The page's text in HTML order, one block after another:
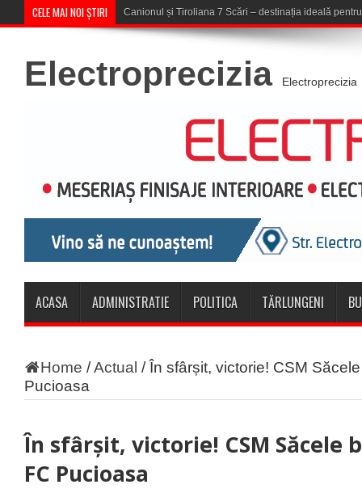
CELE MAI NOI ȘTIRI Concert în aer liber la Komeea Ca
Electroprecizia Electroprecizia
ACASA ADMINISTRATIE POLITICA TĂRLUNGENI
Home /Actual /În sfârșit, victorie! CSM
Pucioasa
În sfârșit, victorie! CSM Săcele
FC Pucioasa